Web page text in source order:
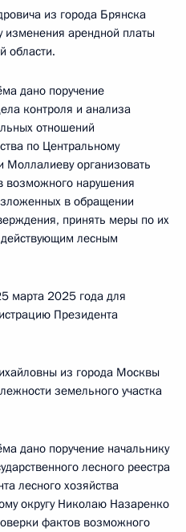
из города Брянска
изменения арендной платы
области.
дано поручение
контроля и анализа
отношений
по Центральному
Моллалиеву организовать
возможного нарушения
в обращении
принять меры по их
действующим лесным
марта 2025 года для
Президента
из города Москвы
земельного участка
дано поручение начальнику
лесного реестра
лесного хозяйства
округу Николаю Назаренко
фактов возможного